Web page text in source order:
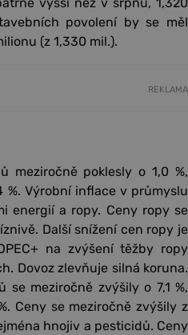
povolení by se měl
(z 1,330 mil.).
REKLAMA
meziročně poklesly o 1,0 %,
%. Výrobní inflace v průmyslu
energií a ropy. Ceny ropy se
Další snížení cen ropy je
na zvýšení těžby ropy
Dovoz zlevňuje silná koruna.
se meziročně zvýšily o 7,1 %,
Ceny se meziročně zvýšily z
hnojiv a pesticidů. Ceny